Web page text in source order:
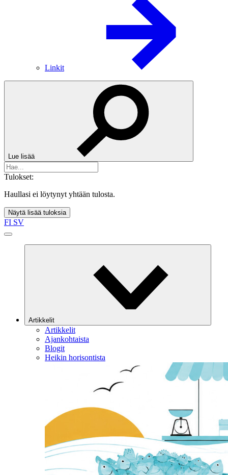
Linkit
Lue lisää
Tulokset:
Haullasi ei löytynyt yhtään tulosta.
Näytä lisää tuloksia
FI SV
Artikkelit
Artikkelit
Ajankohtaista
Blogit
Heikin horisontista